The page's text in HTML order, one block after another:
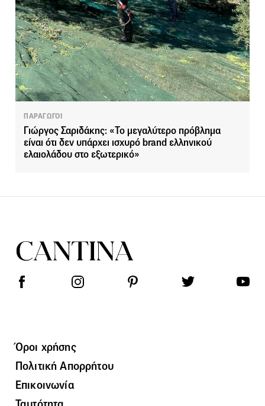
ΠΑΡΑΓΩΓΟΙ
Γιώργος Σαριδάκης: «Το μεγαλύτερο πρόβλημα
είναι ότι δεν υπάρχει ισχυρό brand ελληνικού
ελαιολάδου στο εξωτερικό»
Όροι χρήσης
Πολιτική Απορρήτου
Επικοινωνία